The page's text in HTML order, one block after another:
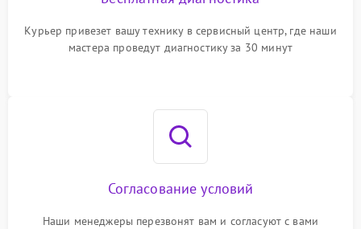
Курьер привезет вашу технику в сервисный центр, где наши
мастера проведут диагностику за 30 минут
Согласование условий
Наши менеджеры перезвонят вам и согласуют с вами